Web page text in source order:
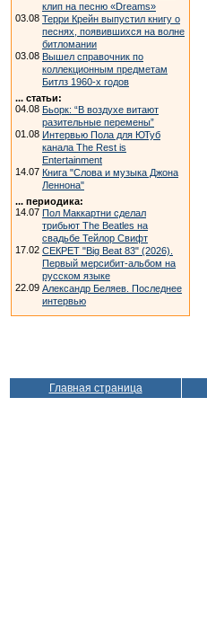
клип на песню «Dreams»
03.08 Терри Крейн выпустил книгу о
песнях, появившихся на волне
битломании
03.08 Вышел справочник по
коллекционным предметам
Битлз 1960-х годов
... статьи:
04.08 Бьорк: “В воздухе витают
разительные перемены”
01.08 Интервью Пола для ЮТуб
канала The Rest is
Entertainment
14.07 Книга "Слова и музыка Джона
Леннона"
... периодика:
14.07 Пол Маккартни сделал
трибьют The Beatles на
свадьбе Тейлор Свифт
17.02 СЕКРЕТ "Big Beat 83" (2026).
Первый мерсибит-альбом на
русском языке
22.09 Александр Беляев. Последнее
интервью
Главная страница